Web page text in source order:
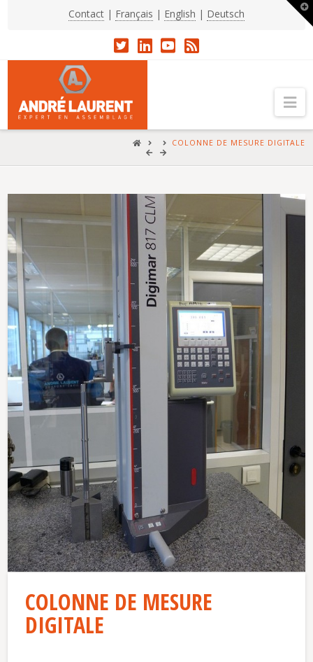
Contact | Français | English | Deutsch
HOME COLONNE DE MESURE DIGITALE
COLONNE DE MESURE
DIGITALE